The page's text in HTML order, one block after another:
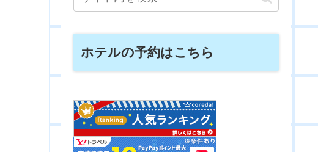
ホテルの予約はこちら